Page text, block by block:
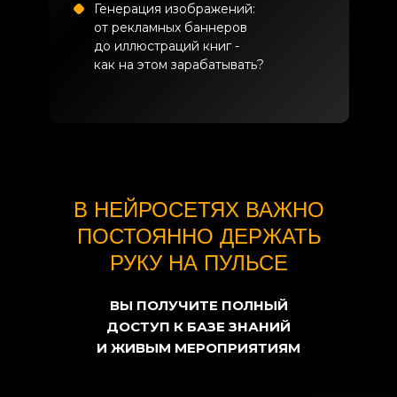
Генерация изображений:
от рекламных баннеров
до иллюстраций книг -
как на этом зарабатывать?
В НЕЙРОСЕТЯХ ВАЖНО
ПОСТОЯННО ДЕРЖАТЬ
РУКУ НА ПУЛЬСЕ
ВЫ ПОЛУЧИТЕ ПОЛНЫЙ
ДОСТУП К БАЗЕ ЗНАНИЙ
И ЖИВЫМ МЕРОПРИЯТИЯМ
ЧТО ВАС ЖДЕТ В